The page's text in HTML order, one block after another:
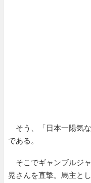
そう、「日本一陽気な
である。
そこでギャンブルジ
晃さんを直撃。馬主と